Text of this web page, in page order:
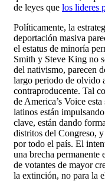
de leyes que los lideres
Políticamente, la
deportación masiva
el estatus de minoría
Smith y Steve King no
del nativismo, parecen
largo periodo de olvido
contraproducente. Tal
de America’s Voice
latinos están
clave, están dando
distritos del Congreso,
por todo el país. El
una brecha
de votantes de mayor
la extinción, no para la